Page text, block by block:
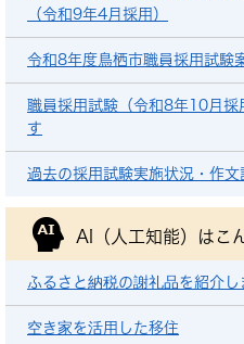
（令和9年4月採用）
令和8年度鳥栖市職員採用試験
職員採用試験（令和8年10月採
す
過去の採用試験実施状況・作文
AI（人工知能）は こ
ふるさと納税の謝礼品を紹介
空き家を活用した移住